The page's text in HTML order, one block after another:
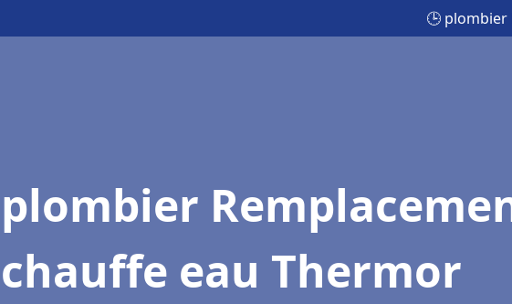
🕒 plombier
plombier
chauffe eau Thermor